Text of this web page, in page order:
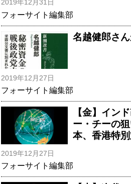
2019年12月31日
フォーサイト編集部
名越健郎さ
2019年12月27日
フォーサイト編集部
【金】イン
ー・チーの
本、香港特別
2019年12月27日
フォーサイト編集部